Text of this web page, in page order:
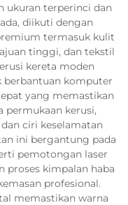
ukuran terperinci dan
diikuti dengan
termasuk kulit
tinggi, dan tekstil
kereta moden
berbantuan komputer
yang memastikan
permukaan kerusi,
ciri keselamatan
ini bergantung pada
pemotongan laser
proses kimpalan haba
profesional.
memastikan warna